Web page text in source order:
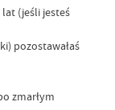
(jeśli jesteś
pozostawałaś
zmarłym